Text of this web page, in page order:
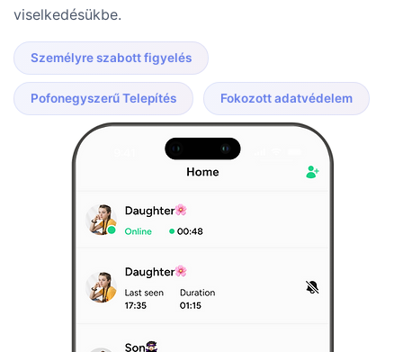
viselkedésükbe.
Személyre szabott figyelés
Pofonegyszerű Telepítés Fokozott adatvédelem